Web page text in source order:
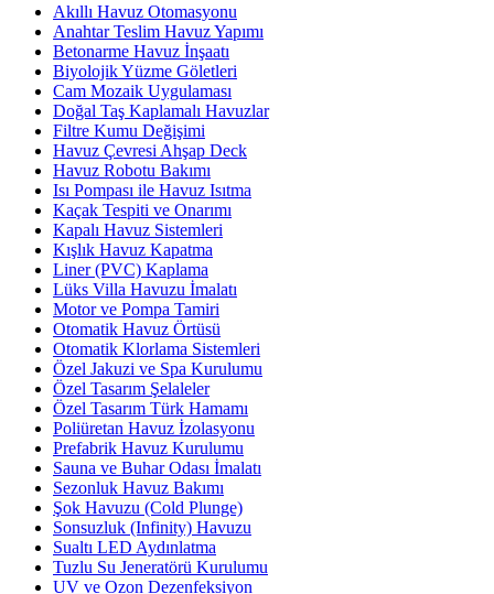
Akıllı Havuz Otomasyonu
Anahtar Teslim Havuz Yapımı
Betonarme Havuz İnşaatı
Biyolojik Yüzme Göletleri
Cam Mozaik Uygulaması
Doğal Taş Kaplamalı Havuzlar
Filtre Kumu Değişimi
Havuz Çevresi Ahşap Deck
Havuz Robotu Bakımı
Isı Pompası ile Havuz Isıtma
Kaçak Tespiti ve Onarımı
Kapalı Havuz Sistemleri
Kışlık Havuz Kapatma
Liner (PVC) Kaplama
Lüks Villa Havuzu İmalatı
Motor ve Pompa Tamiri
Otomatik Havuz Örtüsü
Otomatik Klorlama Sistemleri
Özel Jakuzi ve Spa Kurulumu
Özel Tasarım Şelaleler
Özel Tasarım Türk Hamamı
Poliüretan Havuz İzolasyonu
Prefabrik Havuz Kurulumu
Sauna ve Buhar Odası İmalatı
Sezonluk Havuz Bakımı
Şok Havuzu (Cold Plunge)
Sonsuzluk (Infinity) Havuzu
Sualtı LED Aydınlatma
Tuzlu Su Jeneratörü Kurulumu
UV ve Ozon Dezenfeksiyon